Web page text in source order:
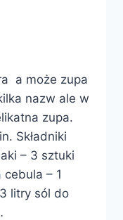
a może zupa
nazw ale w
zupa.
Składniki
– 3 sztuki
– 1
litry sól do